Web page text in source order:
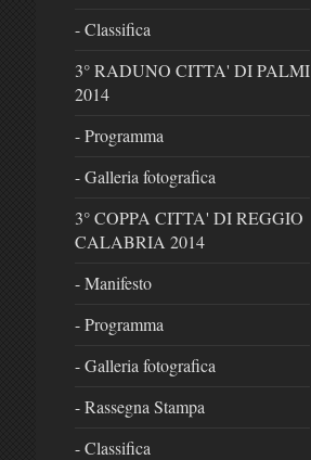
- Classifica
3° RADUNO CITTA' DI PALMI
2014
- Programma
- Galleria fotografica
3° COPPA CITTA' DI REGGIO
CALABRIA 2014
- Manifesto
- Programma
- Galleria fotografica
- Rassegna Stampa
- Classifica